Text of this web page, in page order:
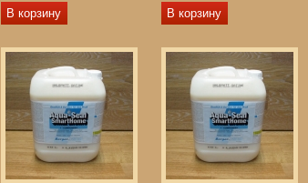
В корзину
В корзину